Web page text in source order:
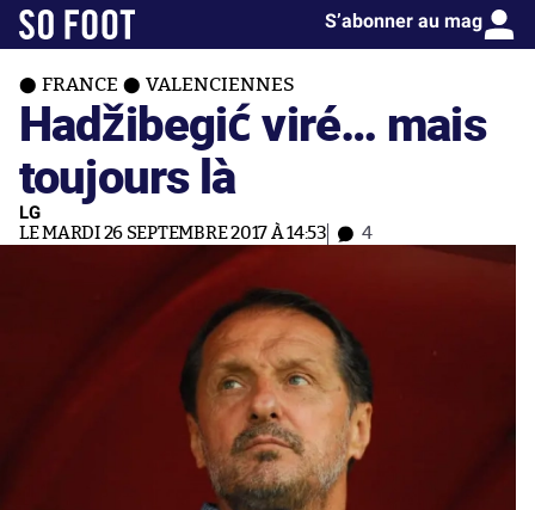
S’abonner au mag
FRANCE VALENCIENNES
Hadžibegić viré… mais
toujours là
LG
LE MARDI 26 SEPTEMBRE 2017 À 14:53 4